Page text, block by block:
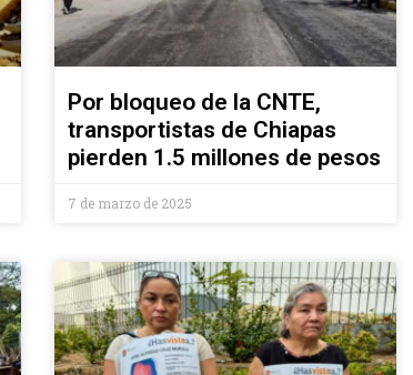
Por bloqueo de la CNTE,
transportistas de Chiapas
pierden 1.5 millones de pesos
7 de marzo de 2025